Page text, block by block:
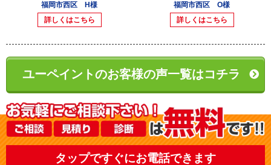
福岡市西区 H様
詳しくはこちら
福岡市西区 O様
詳しくはこちら
ユーペイントのお客様の声一覧はコチラ
タップですぐにお電話できます